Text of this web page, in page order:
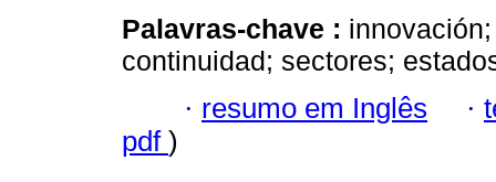
Palavras-chave :
continuidad; sectores;
· resumo em Inglês ·
pdf )